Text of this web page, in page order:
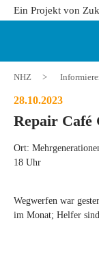
Ein Projekt von
NHZ >
28.10.2023
Repair Café
Ort:
18 Uhr
Wegwerfen war
im Monat; Helfer